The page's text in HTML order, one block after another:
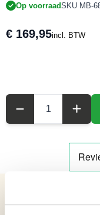
Op voorraadSKU MB-
€ 169,95incl. BTW